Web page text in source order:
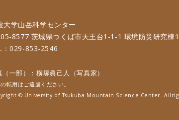
大学山岳科学センター
8577 茨城県つくば市天王台1-1-1 環境防災研究棟
：029-853-2546
（一部）：横塚眞己人（写真家）
転用はご遠慮ください。
© University of Tsukuba Mountain Science Center.